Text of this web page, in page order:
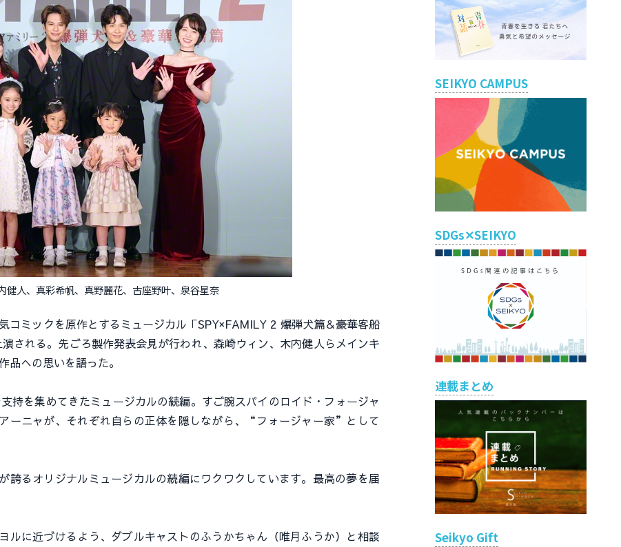
健人、真彩希帆、真野麗花、古座野叶、泉谷星奈
ミックを原作とするミュージカル「SPY×FAMILY 2 爆弾犬篇＆豪華客船
される。先ごろ製作発表会見が行われ、森崎ウィン、木内健人らメインキ
品への思いを語った。
持を集めてきたミュージカルの続編。すご腕スパイのロイド・フォージャ
ーニャが、それぞれ自らの正体を隠しながら、“フォージャー家”として
るオリジナルミュージカルの続編にワクワクしています。最高の夢を届
に近づけるよう、ダブルキャストのふうかちゃん（唯月ふうか）と相談
SEIKYO CAMPUS
SDGs✕SEIKYO
連載まとめ
Seikyo Gift